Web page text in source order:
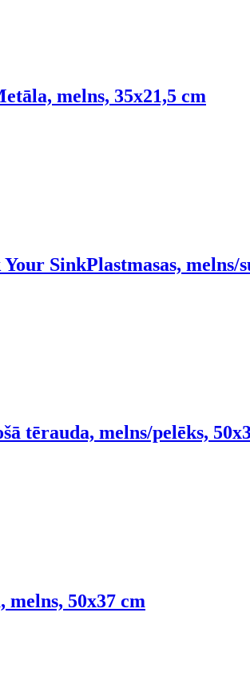
melns, 35x21,5 cm
SinkPlastmasas, melns/
tērauda, melns/pelēks,
melns, 50x37 cm